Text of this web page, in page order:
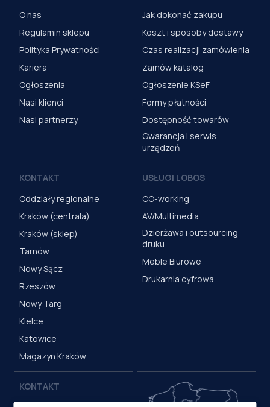
O nas
Regulamin sklepu
Polityka Prywatności
Kariera
Ogłoszenia
Nasi klienci
Nasi partnerzy
Jak dokonać zakupu
Koszt i sposoby dostawy
Czas realizacji zamówienia
Zamów katalog
Ogłoszenie KSeF
Formy płatności
Dostępność towarów
Gwarancja i serwis
urządzeń
KONTAKT
Oddziały regionalne
Kraków (centrala)
Kraków (sklep)
Tarnów
Nowy Sącz
Rzeszów
Nowy Targ
Kielce
Katowice
Magazyn Kraków
USŁUGI LOBOS
CO-working
AV/Multimedia
Dzierżawa i outsourcing
druku
Meble Biurowe
Drukarnia cyfrowa
KONTAKT